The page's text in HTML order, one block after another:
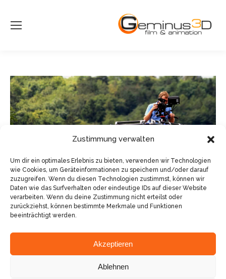
Zustimmung verwalten
Um dir ein optimales Erlebnis zu bieten, verwenden wir Technologien
wie Cookies, um Geräteinformationen zu speichern und/oder darauf
zuzugreifen. Wenn du diesen Technologien zustimmst, können wir
Daten wie das Surfverhalten oder eindeutige IDs auf dieser Website
verarbeiten. Wenn du deine Zustimmung nicht erteilst oder
zurückziehst, können bestimmte Merkmale und Funktionen
beeinträchtigt werden.
Akzeptieren
Ablehnen
© Sven Pfister, Geminus 3D